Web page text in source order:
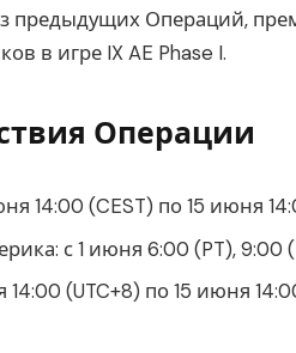
предыдущих Операций,
в игре IX AE Phase I.
Операции
14:00 (CEST) по 15 июня
с 1 июня 6:00 (PT), 9:00
14:00 (UTC+8) по 15 июня